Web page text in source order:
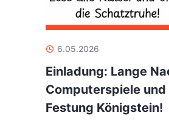
6.05.2026
Einladung: Lange
Computerspiele
Festung Königstein!